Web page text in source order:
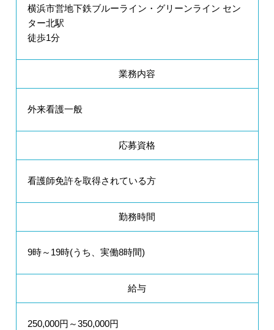
横浜市営地下鉄ブルーライン・グリーンライン セン
ター北駅
徒歩1分
業務内容
外来看護一般
応募資格
看護師免許を取得されている方
勤務時間
9時～19時(うち、実働8時間)
給与
250,000円～350,000円